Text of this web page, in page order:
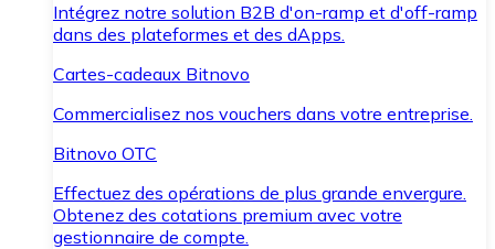
Intégrez notre solution B2B d'on-ramp et d'off-ramp
dans des plateformes et des dApps.
Cartes-cadeaux Bitnovo
Commercialisez nos vouchers dans votre entreprise.
Bitnovo OTC
Effectuez des opérations de plus grande envergure.
Obtenez des cotations premium avec votre
gestionnaire de compte.